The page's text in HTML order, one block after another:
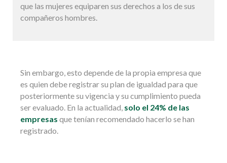
que las mujeres equiparen sus derechos a los de sus
compañeros hombres.
Sin embargo, esto depende de la propia empresa que
es quien debe registrar su plan de igualdad para que
posteriormente su vigencia y su cumplimiento pueda
ser evaluado. En la actualidad, solo el 24% de las
empresas que tenían recomendado hacerlo se han
registrado.